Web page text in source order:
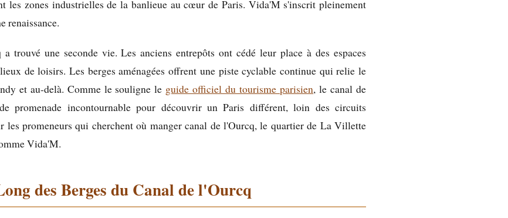
les zones industrielles de la banlieue au cœur de Paris. Vida'M s'inscrit pleinement
renaissance.
trouvé une seconde vie. Les anciens entrepôts ont cédé leur place à des espaces
de loisirs. Les berges aménagées offrent une piste cyclable continue qui relie le
et au-delà. Comme le souligne le guide officiel du tourisme parisien, le canal de
promenade incontournable pour découvrir un Paris différent, loin des circuits
les promeneurs qui cherchent où manger canal de l'Ourcq, le quartier de La Villette
Vida'M.
des Berges du Canal de l'Ourcq